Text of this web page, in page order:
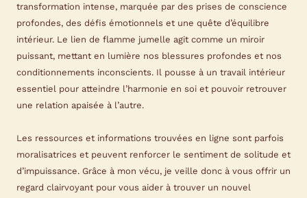
transformation intense, marquée par des prises de conscience
profondes, des défis émotionnels et une quête d’équilibre
intérieur. Le lien de flamme jumelle agit comme un miroir
puissant, mettant en lumière nos blessures profondes et nos
conditionnements inconscients. Il pousse à un travail intérieur
essentiel pour atteindre l’harmonie en soi et pouvoir retrouver
une relation apaisée à l’autre.
Les ressources et informations trouvées en ligne sont parfois
moralisatrices et peuvent renforcer le sentiment de solitude et
d’impuissance. Grâce à mon vécu, je veille donc à vous offrir un
regard clairvoyant pour vous aider à trouver un nouvel